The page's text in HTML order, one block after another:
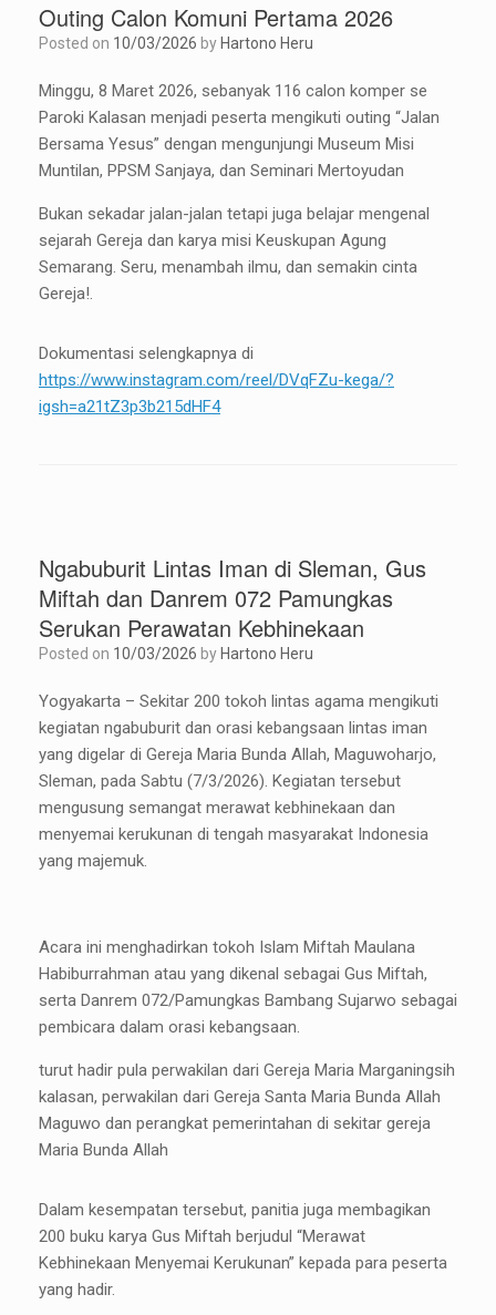
Outing Calon Komuni Pertama 2026
Posted on 10/03/2026 by Hartono Heru
Minggu, 8 Maret 2026, sebanyak 116 calon komper se
Paroki Kalasan menjadi peserta mengikuti outing “Jalan
Bersama Yesus” dengan mengunjungi Museum Misi
Muntilan, PPSM Sanjaya, dan Seminari Mertoyudan
Bukan sekadar jalan-jalan tetapi juga belajar mengenal
sejarah Gereja dan karya misi Keuskupan Agung
Semarang. Seru, menambah ilmu, dan semakin cinta
Gereja!.
Dokumentasi selengkapnya di
https://www.instagram.com/reel/DVqFZu-kega/?
igsh=a21tZ3p3b215dHF4
Ngabuburit Lintas Iman di Sleman, Gus
Miftah dan Danrem 072 Pamungkas
Serukan Perawatan Kebhinekaan
Posted on 10/03/2026 by Hartono Heru
Yogyakarta – Sekitar 200 tokoh lintas agama mengikuti
kegiatan ngabuburit dan orasi kebangsaan lintas iman
yang digelar di Gereja Maria Bunda Allah, Maguwoharjo,
Sleman, pada Sabtu (7/3/2026). Kegiatan tersebut
mengusung semangat merawat kebhinekaan dan
menyemai kerukunan di tengah masyarakat Indonesia
yang majemuk.
Acara ini menghadirkan tokoh Islam Miftah Maulana
Habiburrahman atau yang dikenal sebagai Gus Miftah,
serta Danrem 072/Pamungkas Bambang Sujarwo sebagai
pembicara dalam orasi kebangsaan.
turut hadir pula perwakilan dari Gereja Maria Marganingsih
kalasan, perwakilan dari Gereja Santa Maria Bunda Allah
Maguwo dan perangkat pemerintahan di sekitar gereja
Maria Bunda Allah
Dalam kesempatan tersebut, panitia juga membagikan
200 buku karya Gus Miftah berjudul “Merawat
Kebhinekaan Menyemai Kerukunan” kepada para peserta
yang hadir.